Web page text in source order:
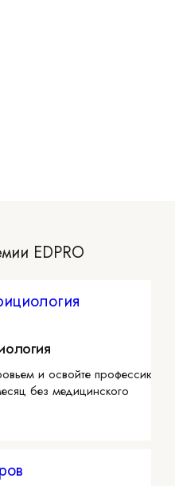
EDPRO
и освойте профессию с
без медицинского